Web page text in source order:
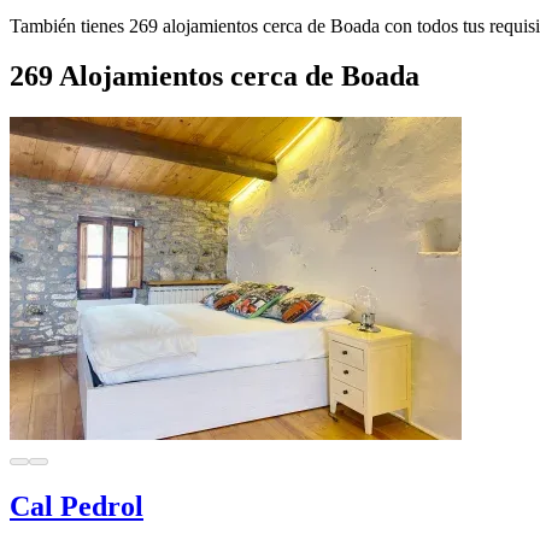
También tienes 269 alojamientos cerca de Boada con todos tus
269 Alojamientos cerca de Boada
Cal Pedrol